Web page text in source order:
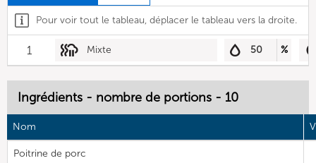
Pour voir tout le tableau, déplacer le tableau vers la droite.
1 Mixte 50 %
Ingrédients - nombre de portions - 10
Nom
Poitrine de porc